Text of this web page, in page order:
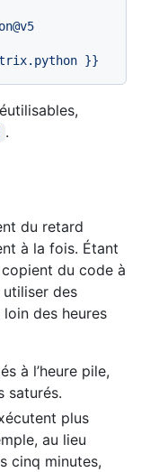
}}
.
du retard
à la fois. Étant
du code à
des
des heures
à l’heure pile,
saturés.
plus
au lieu
cinq minutes,